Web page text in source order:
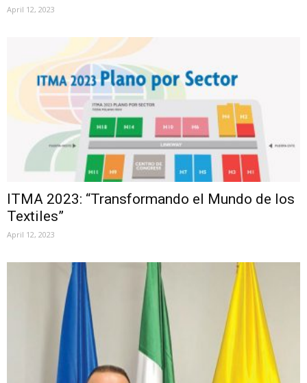
April 12, 2023
ITMA 2023: “Transformando el Mundo de los
Textiles”
April 12, 2023